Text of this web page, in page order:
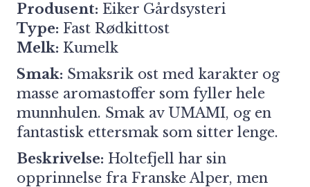
Produsent: Eiker Gårdsysteri
Type: Fast Rødkittost
Melk: Kumelk
Smak: Smaksrik ost med karakter og
masse aromastoffer som fyller hele
munnhulen. Smak av UMAMI, og en
fantastisk ettersmak som sitter lenge.
Beskrivelse: Holtefjell har sin
opprinnelse fra Franske Alper, men